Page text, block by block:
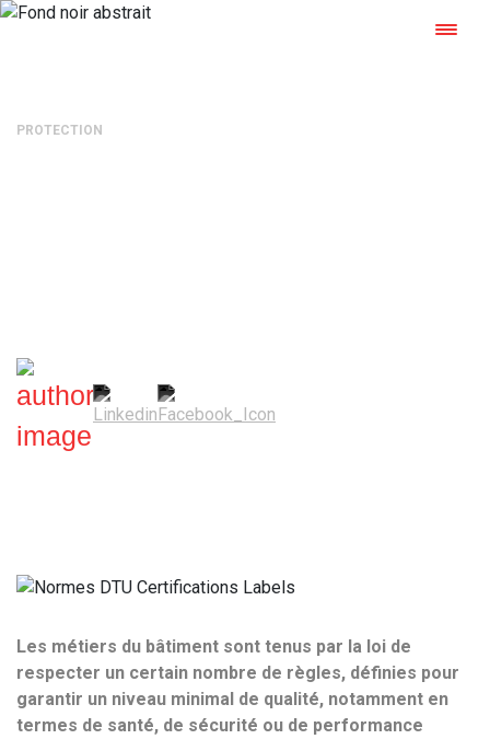
PROTECTION
Les métiers du bâtiment sont tenus par la loi de
respecter un certain nombre de règles, définies pour
garantir un niveau minimal de qualité, notamment en
termes de santé, de sécurité ou de performance